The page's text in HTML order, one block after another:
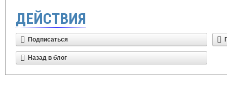
ДЕЙСТВИЯ
Подписаться
Назад в блог